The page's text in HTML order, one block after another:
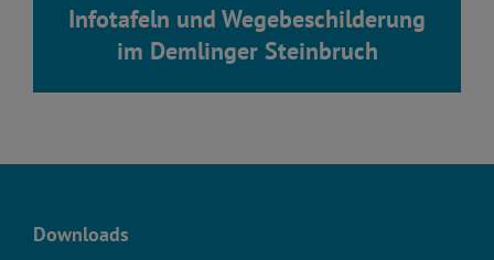
Infotafeln und Wegebeschilderung
im Demlinger Steinbruch
Downloads